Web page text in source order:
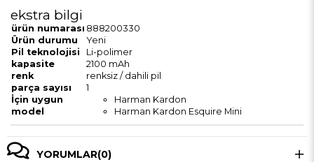
ekstra bilgi
ürün numarası 888200330
Ürün durumu
Yeni
Pil teknolojisi
Li-polimer
kapasite
2100 mAh
renk
renksiz / dahili pil
parça sayısı
1
İçin uygun
Harman Kardon
model
Harman Kardon Esquire Mini
YORUMLAR(0)